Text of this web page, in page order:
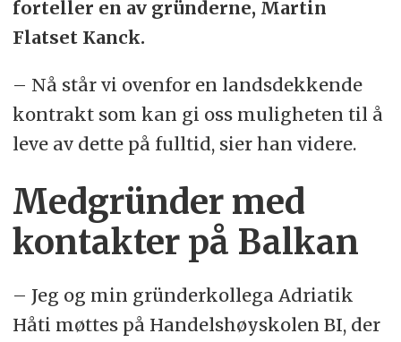
forteller en av gründerne, Martin
Flatset Kanck.
– Nå står vi ovenfor en landsdekkende
kontrakt som kan gi oss muligheten til å
leve av dette på fulltid, sier han videre.
Medgründer med
kontakter på Balkan
– Jeg og min gründerkollega Adriatik
Håti møttes på Handelshøyskolen BI, der